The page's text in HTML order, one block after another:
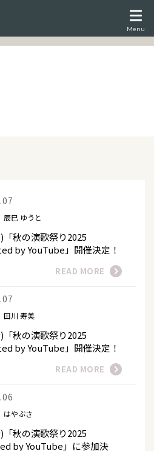
Menu
辰巳 ゆうと
「秋の演歌祭り2025
by YouTube」開催決定！
READ MORE
田川 寿美
「秋の演歌祭り2025
by YouTube」開催決定！
READ MORE
はやぶさ
「秋の演歌祭り2025
by YouTube」に参加決